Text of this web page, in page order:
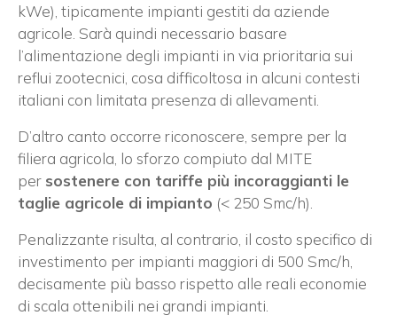
kWe), tipicamente impianti gestiti da aziende
agricole. Sarà quindi necessario basare
l’alimentazione degli impianti in via prioritaria sui
reflui zootecnici, cosa difficoltosa in alcuni contesti
italiani con limitata presenza di allevamenti.
D’altro canto occorre riconoscere, sempre per la
filiera agricola, lo sforzo compiuto dal MITE
per sostenere con tariffe più incoraggianti le
taglie agricole di impianto (< 250 Smc/h).
Penalizzante risulta, al contrario, il costo specifico di
investimento per impianti maggiori di 500 Smc/h,
decisamente più basso rispetto alle reali economie
di scala ottenibili nei grandi impianti.
Vuoi restare in contatto con
FIPER e ricevere notizie e
aggiornamenti?
ISCRIVITI ALLA NEWSLETTER